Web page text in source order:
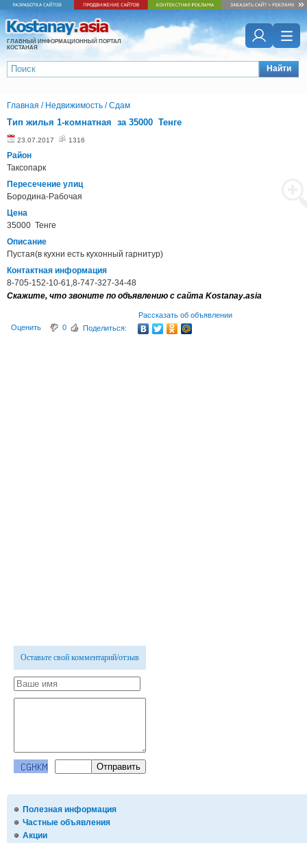
ГЛАВНЫЙ ИНФОРМАЦИОННЫЙ ПОРТАЛ
КОСТАНАЯ
Найти
Полезная информация
Частные объявления
Акции
Главная / Недвижимость /Сдам
Тип жилья 1-комнатная за 35000 Тенге
23.07.2017 1316
Район
Таксопарк
Пересечение улиц
Бородина-Рабочая
Цена
35000 Тенге
Описание
Пустая(в кухни есть кухонный гарнитур)
Контактная информация
8-705-152-10-61,8-747-327-34-48
Скажите, что звоните по объявлению с сайта Kostanay.asia
Рассказать об объявлении
Оценить
0 Поделиться:
Оставьте свой комментарий/отзыв